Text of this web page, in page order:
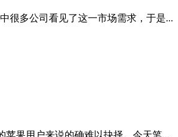
很多公司看见了这一市场需求，于是...
苹果用户来说的确难以抉择。今天笔...